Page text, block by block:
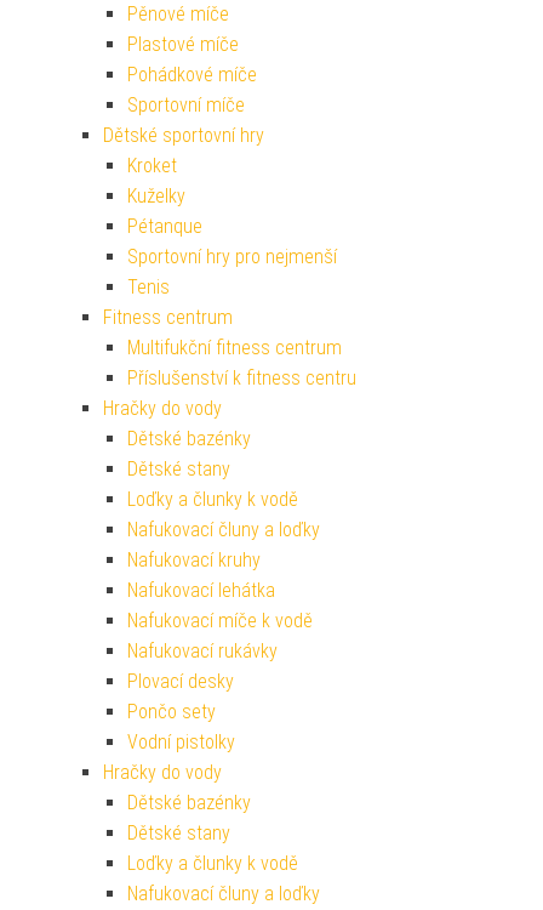
Pěnové míče
Plastové míče
Pohádkové míče
Sportovní míče
Dětské sportovní hry
Kroket
Kuželky
Pétanque
Sportovní hry pro nejmenší
Tenis
Fitness centrum
Multifukční fitness centrum
Příslušenství k fitness centru
Hračky do vody
Dětské bazénky
Dětské stany
Loďky a člunky k vodě
Nafukovací čluny a loďky
Nafukovací kruhy
Nafukovací lehátka
Nafukovací míče k vodě
Nafukovací rukávky
Plovací desky
Pončo sety
Vodní pistolky
Hračky do vody
Dětské bazénky
Dětské stany
Loďky a člunky k vodě
Nafukovací čluny a loďky